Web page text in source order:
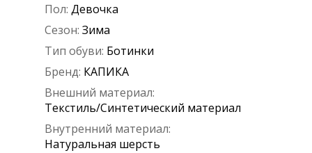
Пол: Девочка
Сезон: Зима
Тип обуви: Ботинки
Бренд: КАПИКА
Внешний материал:
Текстиль/Синтетический материал
Внутренний материал:
Натуральная шерсть